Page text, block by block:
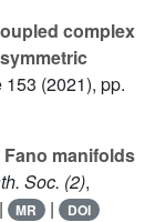
complex
153 (2021), pp.
manifolds
Soc. (2),
MR | DOI